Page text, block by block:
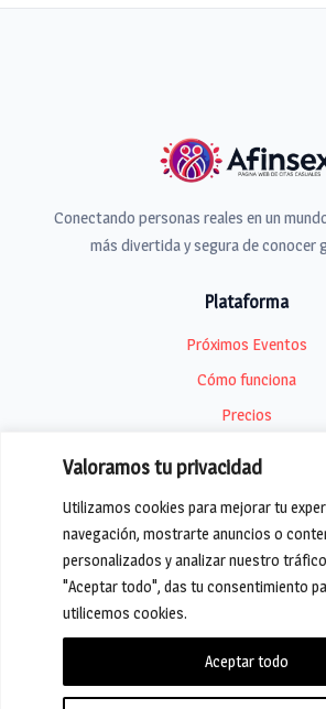
Valoramos tu privacidad
Utilizamos cookies para mejorar tu
navegación, mostrarte anuncios o
personalizados y analizar nuestro
"Aceptar todo", das tu consentimiento
utilicemos cookies.
Aceptar todo
Conectando personas reales en un
más divertida y segura de conocer
Plataforma
Próximos Eventos
Cómo funciona
Precios
Compañía
Sobre nosotros
Blog
Contacto